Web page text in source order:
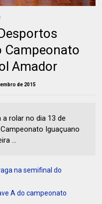
Campeonato
Amador
de 2015
rolar no dia 13 de
Iguaçuano
...
na semifinal do
A do campeonato